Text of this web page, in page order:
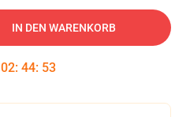
IN DEN WARENKORB
02: 44: 52